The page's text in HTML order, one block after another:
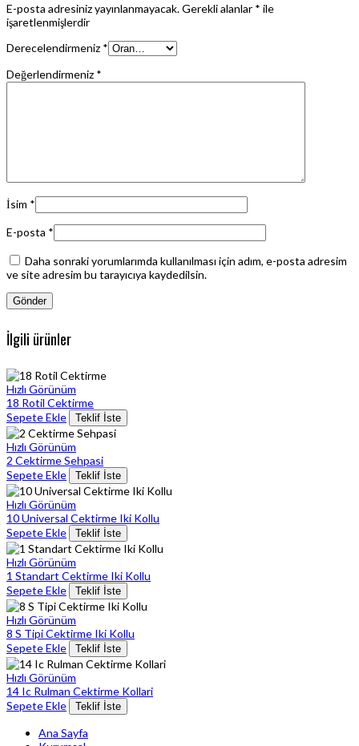
E-posta adresiniz yayınlanmayacak.Gerekli alanlar * ile
işaretlenmişlerdir
Derecelendirmeniz *
Değerlendirmeniz *
İsim *
E-posta *
Daha sonraki yorumlarımda kullanılması için adım, e-posta adresim
ve site adresim bu tarayıcıya kaydedilsin.
İlgili ürünler
Hızlı Görünüm
18 Rotil Cektirme
Sepete Ekle
Teklif İste
Hızlı Görünüm
2 Cektirme Sehpasi
Sepete Ekle
Teklif İste
Hızlı Görünüm
10 Universal Cektirme Iki Kollu
Sepete Ekle
Teklif İste
Hızlı Görünüm
1 Standart Cektirme Iki Kollu
Sepete Ekle
Teklif İste
Hızlı Görünüm
8 S Tipi Cektirme Iki Kollu
Sepete Ekle
Teklif İste
Hızlı Görünüm
14 Ic Rulman Cektirme Kollari
Sepete Ekle
Teklif İste
Ana Sayfa